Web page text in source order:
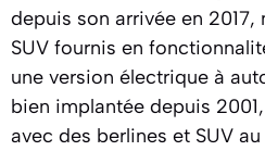
depuis son arrivée en
SUV fournis en
une version électrique à
bien implantée depuis
avec des berlines et SUV